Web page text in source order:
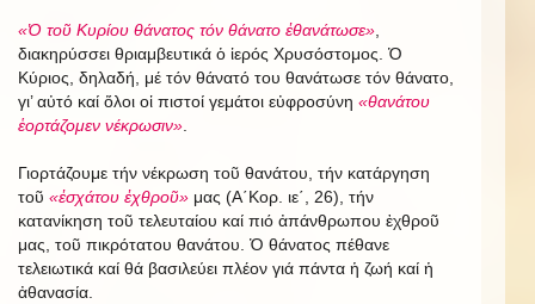
«Ὁ τοῦ Κυρίου θάνατος τόν θάνατο ἐθανάτωσε»
διακηρύσσει θριαμβευτικά ὁ ἱερός Χρυσόστομος. Ὁ
Κύριος, δηλαδή, μέ τόν θάνατό του θανάτωσε τόν θάνατο,
γι’ αὐτό καί ὅλοι οἱ πιστοί γεμάτοι εὐφροσύνη «θανάτου
ἑορτάζομεν νέκρωσιν»
Γιορτάζουμε τήν νέκρωση τοῦ θανάτου, τήν κατάργηση
τοῦ «ἐσχάτου ἐχθροῦ» μας (Α΄Κορ. ιε΄, 26), τήν
κατανίκηση τοῦ τελευταίου καί πιό ἀπάνθρωπου ἐχθροῦ
μας, τοῦ πικρότατου θανάτου. Ὁ θάνατος πέθανε
τελειωτικά καί θά βασιλεύει πλέον γιά πάντα ἡ ζωή καί ἡ
ἀθανασία.